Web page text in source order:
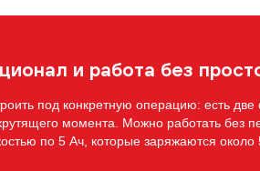
и работа без
под конкретную операцию: есть
момента. Можно работать без
по 5 Ач, которые заряжаются